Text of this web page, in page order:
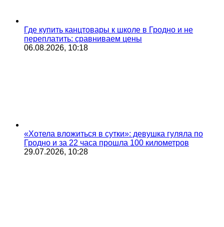
Где купить канцтовары к школе в Гродно и не
переплатить: сравниваем цены
06.08.2026, 10:18
«Хотела вложиться в сутки»: девушка гуляла по
Гродно и за 22 часа прошла 100 километров
29.07.2026, 10:28